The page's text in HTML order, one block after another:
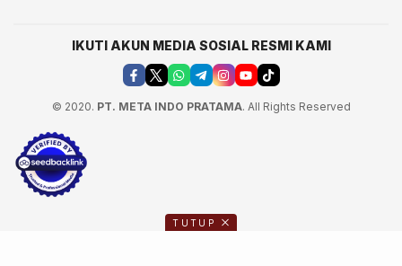
IKUTI AKUN MEDIA SOSIAL RESMI KAMI
© 2020. PT. META INDO PRATAMA. All Rights Reserved
TUTUP